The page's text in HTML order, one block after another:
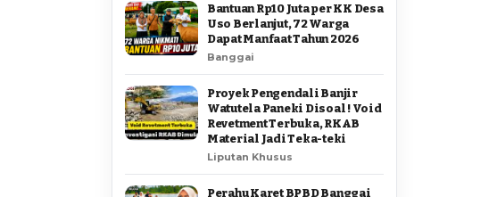
Bantuan Rp10 Juta per KK Desa
Uso Berlanjut, 72 Warga
Dapat Manfaat Tahun 2026
Banggai
Proyek Pengendali Banjir
Watutela Paneki Disoal ! Void
Revetment Terbuka, RKAB
Material Jadi Teka-teki
Liputan Khusus
Perahu Karet BPBD Banggai